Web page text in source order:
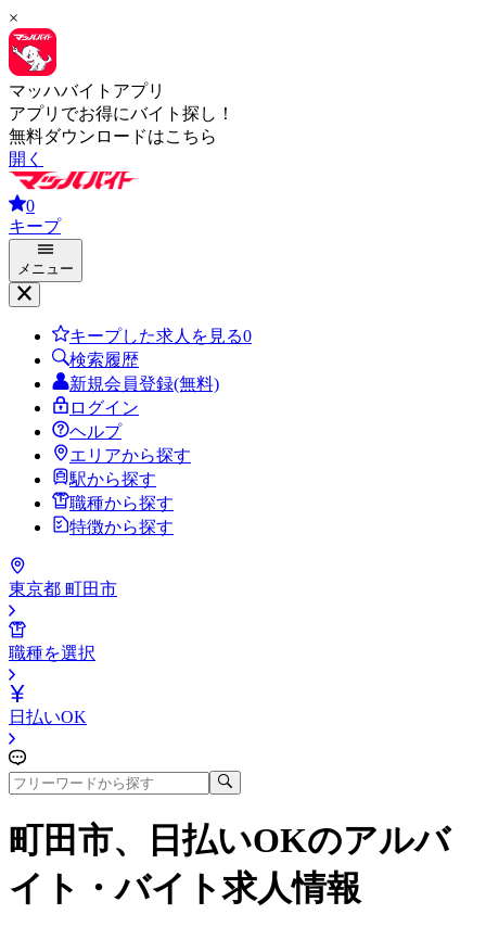
×
マッハバイトアプリ
アプリでお得にバイト探し！
無料ダウンロードはこちら
開く
0
キープ
メニュー
キープした求人を見る0
検索履歴
新規会員登録(無料)
ログイン
ヘルプ
エリアから探す
駅から探す
職種から探す
特徴から探す
東京都 町田市
職種を選択
日払いOK
町田市、日払いOKのアルバ
イト・バイト求人情報